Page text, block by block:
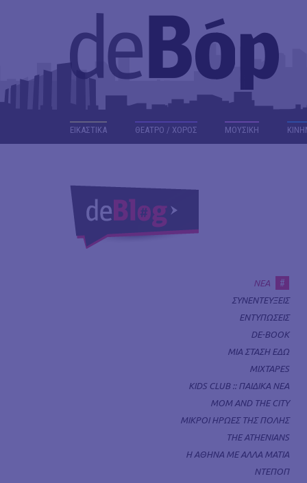
ΕΙΚΑΣΤΙΚΑ ΘΕΑΤΡΟ / ΧΟΡΟΣ ΜΟΥΣΙΚΗ
ΝΕΑ #
ΣΥΝΕΝΤΕΥΞΕΙΣ
ΕΝΤΥΠΩΣΕΙΣ
DE-BOOK
ΜΙΑ ΣΤΑΣΗ ΕΔΩ
MIXTAPES
KIDS CLUB :: ΠΑΙΔΙΚΑ ΝΕΑ
MOM AND THE CITY
ΜΙΚΡΟΙ ΗΡΩΕΣ ΤΗΣ ΠΟΛΗΣ
THE ATHENIANS
Η ΑΘΗΝΑ ΜΕ ΑΛΛΑ ΜΑΤΙΑ
ΝΤΕΠΟΠ